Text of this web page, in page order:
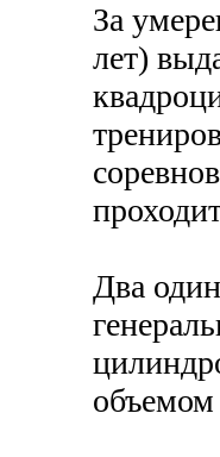
За
лет)
Два